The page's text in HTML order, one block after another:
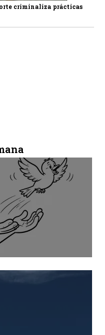
criminaliza prácticas